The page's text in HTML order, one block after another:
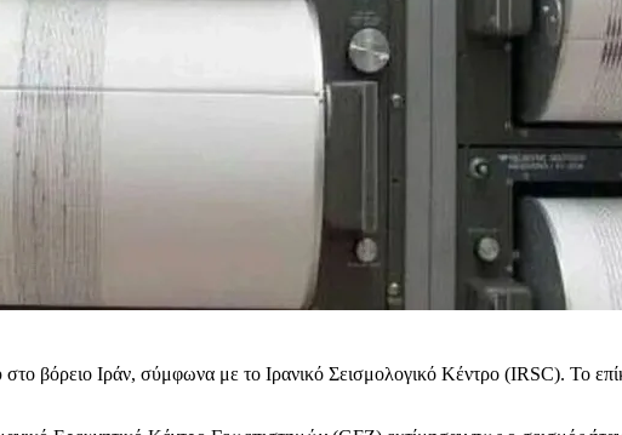
βόρειο Ιράν, σύμφωνα με το Ιρανικό Σεισμολογικό Κέντρο (IRSC). Το